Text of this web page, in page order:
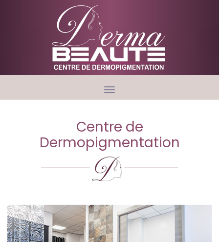
Toggle
navigation
Centre de
Dermopigmentation